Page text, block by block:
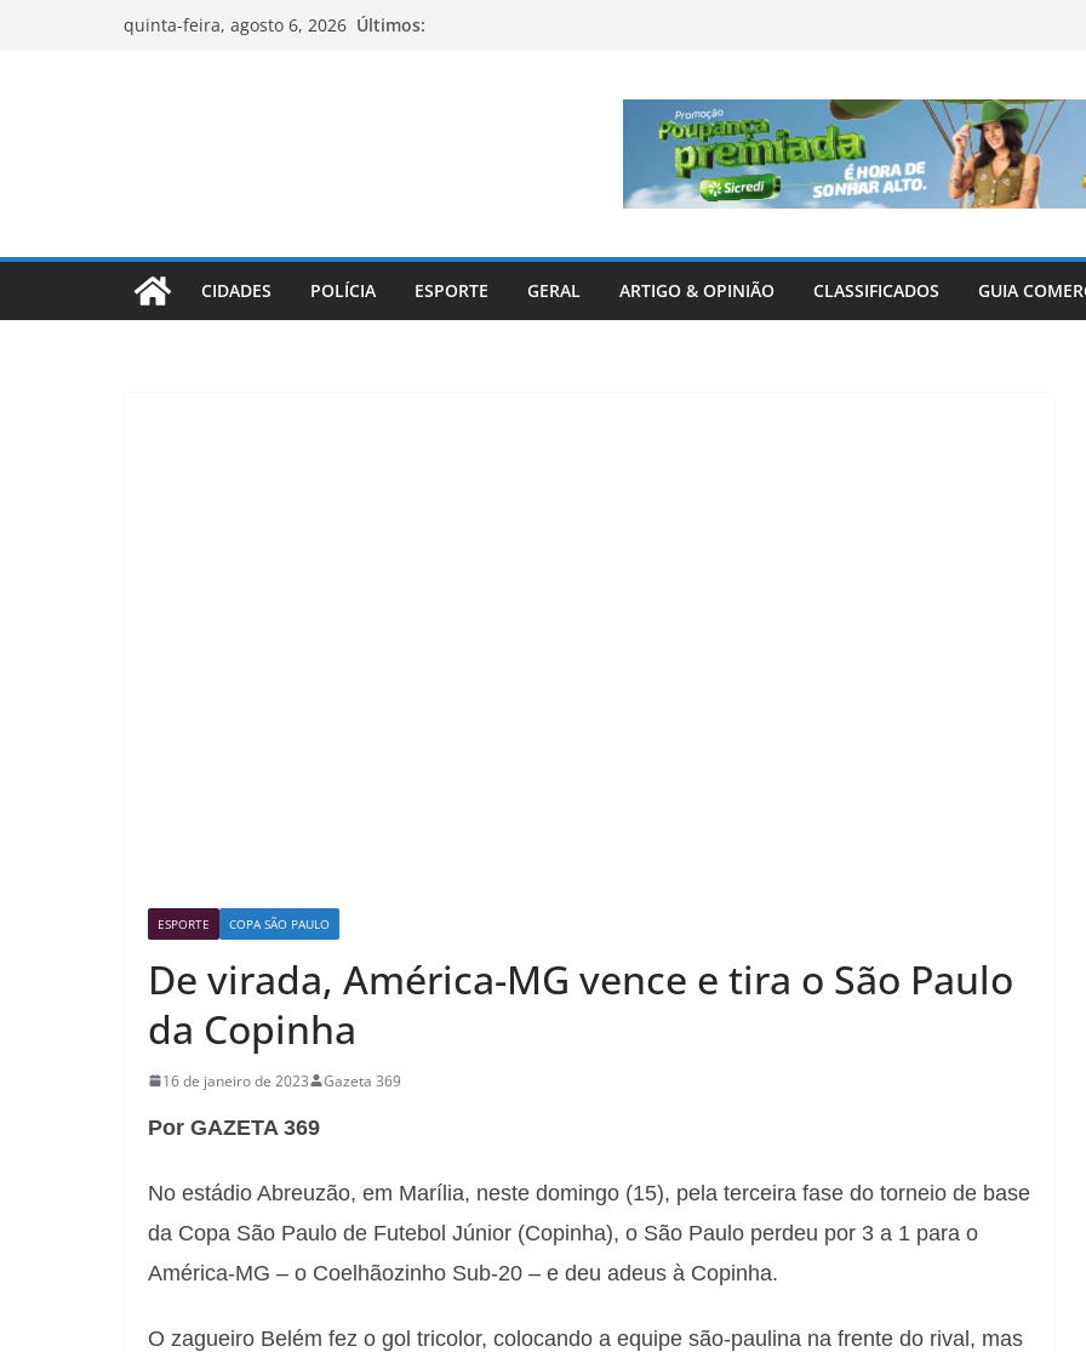
quinta-feira, agosto 6, 2026 Últimos:
CIDADES POLÍCIA ESPORTE GERAL ARTIGO & OPINIÃO CLASSIFICADOS GUIA
ESPORTE COPA SÃO PAULO
De virada, América-MG vence e tira o São Paulo
da Copinha
16 de janeiro de 2023 Gazeta 369
Por GAZETA 369
No estádio Abreuzão, em Marília, neste domingo (15), pela terceira fase do torneio de base
da Copa São Paulo de Futebol Júnior (Copinha), o São Paulo perdeu por 3 a 1 para o
América-MG – o Coelhãozinho Sub-20 – e deu adeus à Copinha.
O zagueiro Belém fez o gol tricolor, colocando a equipe são-paulina na frente do rival, mas